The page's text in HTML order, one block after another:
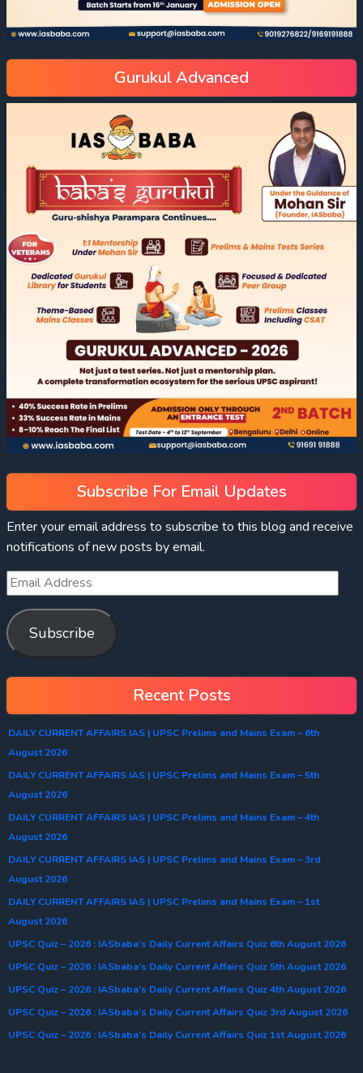
Gurukul Advanced
Subscribe For Email Updates
Enter your email address to subscribe to this blog and receive
notifications of new posts by email.
Subscribe
Recent Posts
DAILY CURRENT AFFAIRS IAS | UPSC Prelims and Mains Exam – 6th
August 2026
DAILY CURRENT AFFAIRS IAS | UPSC Prelims and Mains Exam – 5th
August 2026
DAILY CURRENT AFFAIRS IAS | UPSC Prelims and Mains Exam – 4th
August 2026
DAILY CURRENT AFFAIRS IAS | UPSC Prelims and Mains Exam – 3rd
August 2026
DAILY CURRENT AFFAIRS IAS | UPSC Prelims and Mains Exam – 1st
August 2026
UPSC Quiz – 2026 : IASbaba’s Daily Current Affairs Quiz 6th August 2026
UPSC Quiz – 2026 : IASbaba’s Daily Current Affairs Quiz 5th August 2026
UPSC Quiz – 2026 : IASbaba’s Daily Current Affairs Quiz 4th August 2026
UPSC Quiz – 2026 : IASbaba’s Daily Current Affairs Quiz 3rd August 2026
UPSC Quiz – 2026 : IASbaba’s Daily Current Affairs Quiz 1st August 2026